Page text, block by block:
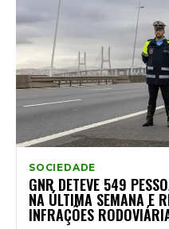
SOCIEDADE
GNR DETEVE 549
NA ÚLTIMA SEMANA E
INFRAÇÕES